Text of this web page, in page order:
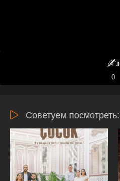
✍️
0
Советуем посмотреть: